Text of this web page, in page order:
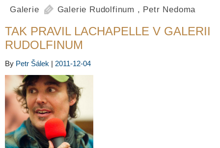
Galerie Galerie Rudolfinum , Petr Nedoma
TAK PRAVIL LACHAPELLE V GALERII
RUDOLFINUM
By Petr Šálek | 2011-12-04